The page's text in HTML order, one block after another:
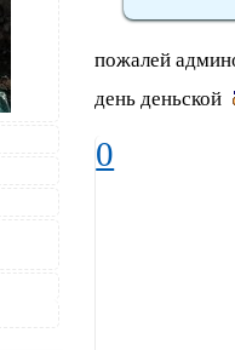
пожалей
день деньской
0